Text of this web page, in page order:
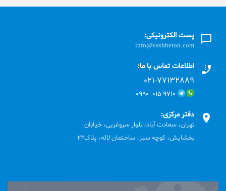
پست الکترونیکی:
info@vashbeton.com
اطلاعات تماس با ما:
۰۲۱-۷۷۱٣۲۸۸۹
۹۷۱۰ ۰۱۵ ۰۹۹۰
دفتر مرکزی:
تهران، سعادت آباد، بلوار سروغربی، خیابان
بخشایش، کوچه سبز، ساختمان لاله، پلاک22